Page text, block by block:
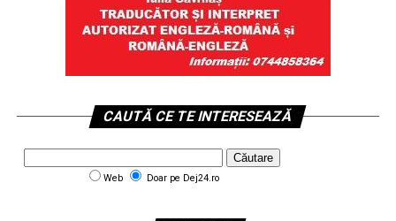
CAUTĂ CE TE INTERESEAZĂ
Web Doar pe Dej24.ro